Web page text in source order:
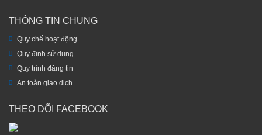
THÔNG TIN CHUNG
Quy chế hoạt động
Quy định sử dụng
Quy trình đăng tin
An toàn giao dịch
THEO DÕI FACEBOOK